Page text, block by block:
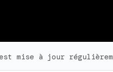
mise à jour